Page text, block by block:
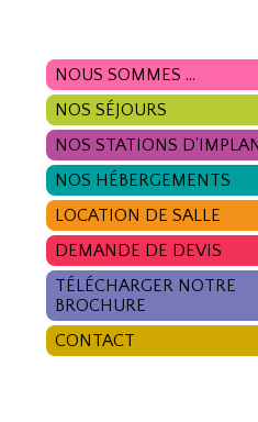
NOUS SOMMES ...
NOS SÉJOURS
NOS STATIONS
NOS HÉBERGEMENTS
LOCATION DE SALLE
DEMANDE DE DEVIS
TÉLÉCHARGER NOTRE
BROCHURE
CONTACT